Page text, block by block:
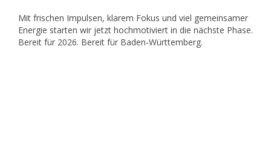
Mit frischen Impulsen, klarem Fokus und viel gemeinsamer
Energie starten wir jetzt hochmotiviert in die nächste Phase.
Bereit für 2026. Bereit für Baden-Württemberg.